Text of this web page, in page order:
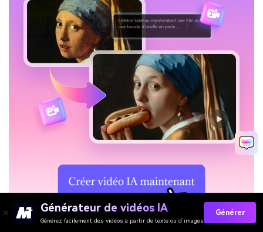
Générateur de vidéos IA
Générez facilement des vidéos à partir de texte ou d’images
Générer